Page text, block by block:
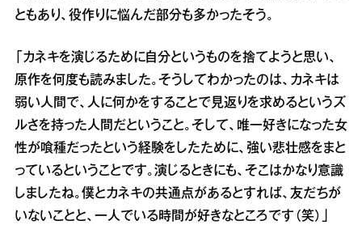
ともあり、役作りに悩んだ部分も多かったそう。
「カネキを演じるために自分というものを捨てようと思い、
原作を何度も読みました。そうしてわかったのは、カネキは
弱い人間で、人に何かをすることで見返りを求めるというズ
ルさを持った人間だということ。そして、唯一好きになった女
性が喰種だったという経験をしたために、強い悲壮感をまと
っているということです。演じるときにも、そこはかなり意識
しましたね。僕とカネキの共通点があるとすれば、友だちが
いないことと、一人でいる時間が好きなところです（笑）」